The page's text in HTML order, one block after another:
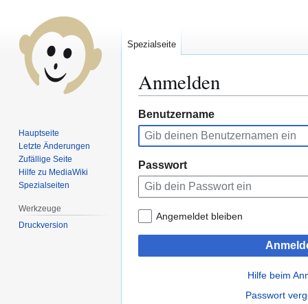
Anmelden
Zur
Navigation
springen
Zur
Suche
springen
Benutzername
Passwort
Angemeldet bleiben
Hilfe beim
Passwort
Spezialseite
Hauptseite
Letzte Änderungen
Zufällige Seite
Hilfe zu MediaWiki
Spezialseiten
Werkzeuge
Druckversion